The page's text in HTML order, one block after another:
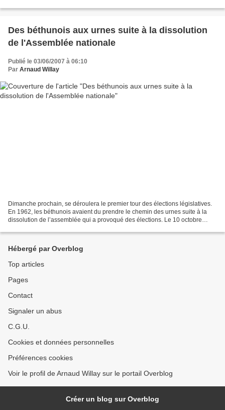
Des béthunois aux urnes suite à la dissolution
de l'Assemblée nationale
Publié le 03/06/2007 à 06:10
Par Arnaud Willay
Dimanche prochain, se déroulera le premier tour des élections législatives.
En 1962, les béthunois avaient du prendre le chemin des urnes suite à la
dissolution de l’assemblée qui a provoqué des élections. Le 10 octobre
Hébergé par Overblog
Top articles
Pages
Contact
Signaler un abus
C.G.U.
Cookies et données personnelles
Préférences cookies
Voir le profil de Arnaud Willay sur le portail Overblog
Créer un blog sur Overblog